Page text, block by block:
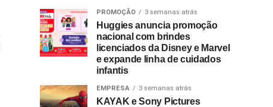
PROMOÇÃO 3 semanas atrás
Huggies anuncia promoção
nacional com brindes
licenciados da Disney e Marvel
e expande linha de cuidados
infantis
EMPRESA 3 semanas atrás
KAYAK e Sony Pictures